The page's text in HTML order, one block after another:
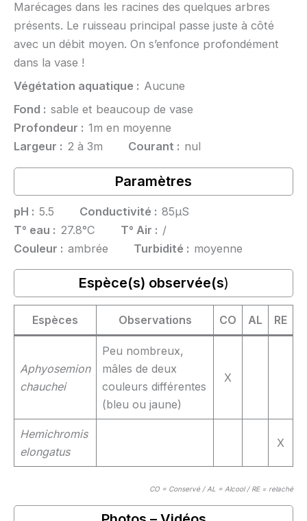
Marécages dans les racines des quelques arbres
présents. Le ruisseau principal passe juste à côté
avec un débit moyen. On s’enfonce profondément
dans la vase !
Végétation aquatique : Aucune
Fond : sable et beaucoup de vase
Profondeur : 1m en moyenne
Largeur : 2 à 3m Courant : nul
Paramètres
pH : 5.5 Conductivité : 85µS
T° eau : 27.8°C T° Air : /
Couleur : ambrée Turbidité : moyenne
Espèce(s) observée(s)
Espèces Observations CO AL RE
Aphyosemion
chauchei
Peu nombreux,
mâles de deux
couleurs différentes
(bleu ou jaune)
X
Hemichromis
elongatus
X
CO = Conservé / AL = Alcool / RE = relaché